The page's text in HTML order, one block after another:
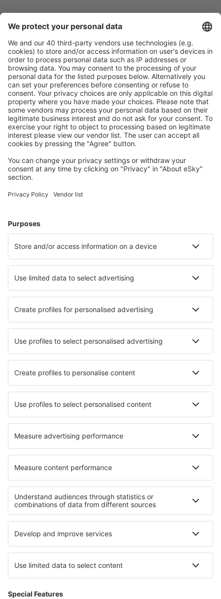
Plan veilig
Bespaar meer
Reisaanbiedingen en speciale aanbiedingen voor
geregistreerde gebruikers.
Accommodaties die u bevallen
Kies uit meer dan 1,3 miljoen accommodaties: hotels,
jeugdherbergen, appartementen en meer.
Meest gezochte hotels door eSky-gebruikers
Hotels in Zweden - Populaire steden
Hotels in Stockholm Hotels in Gotenburg
Hotels in Skellefteå Hotels in Urshult
Beste hotels - steden
Hotels in Gnarrenburg Hotels in Pirapòzinho
Hotels in Brookshire Hotels in Reillanne
Hotels in Makawao
Hotels in Padjelanta National Park
Hotels in Sarek National Park Hotels in Tyresta National Park
Hotels in Gotland Hotels in Tlaxcala Hotels in Aysén
Hotels in Herrera Hotels in Belize
Hotels in Colca Canyon